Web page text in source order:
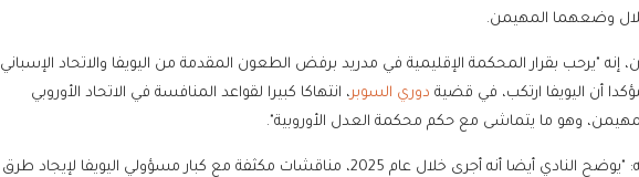
وضعهما المهيمن.
إنه "يرحب بقرار المحكمة الإقليمية في مدريد برفض الطعون المقدمة من اليويفا والاتحاد الإسباني
أن اليويفا ارتكب، في قضية دوري السوبر، انتهاكا كبيرا لقواعد المنافسة في الاتحاد الأوروبي
وهو ما يتماشى مع حكم محكمة العدل الأوروبية".
وأضاف ريال مدريد في بيانه: "يوضح النادي أيضا أنه أجرى خلال عام 2025، مناقشات مكثفة مع كبار مسؤولي اليويفا لإيجاد طرق